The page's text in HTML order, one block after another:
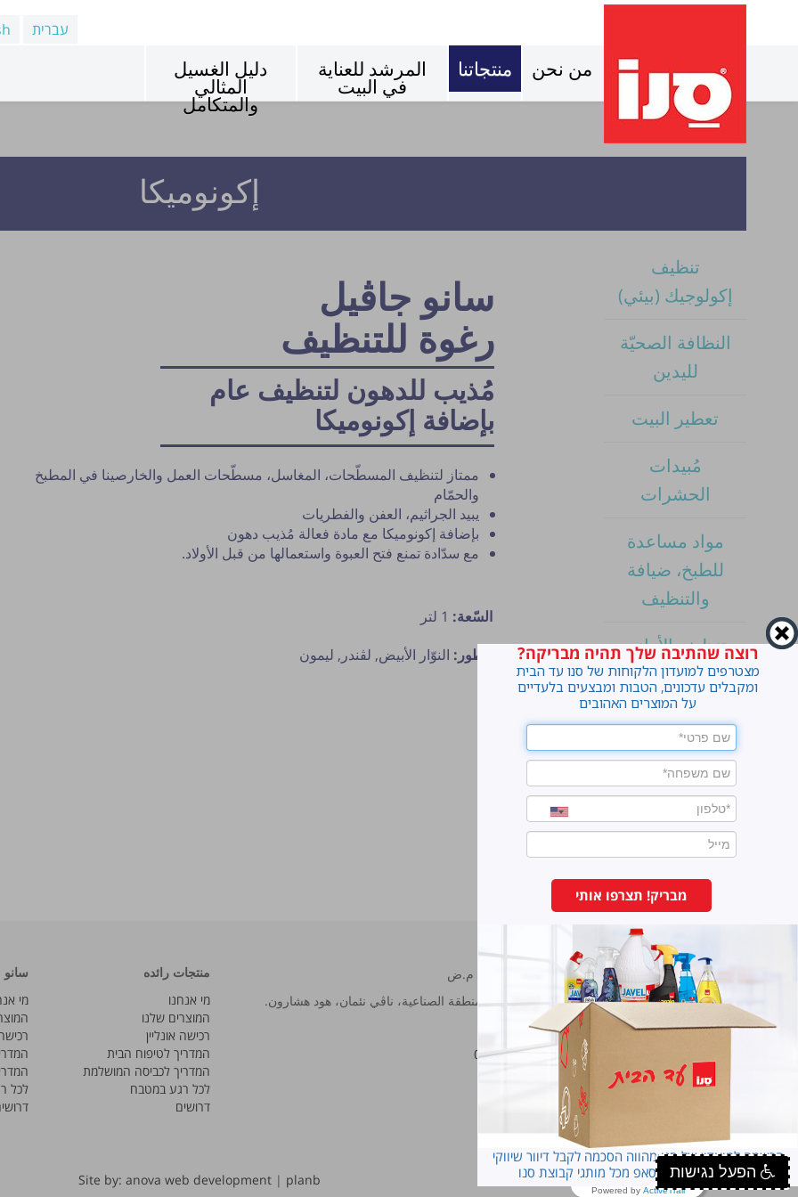
הפעל נגישות
עברית
من نحن منتجاتنا المرشد للعناية
في البيت
دليل الغسيل
المثالي
والمتكامل
إكونوميكا
تنظيف
إكولوجيك (بيئي)
النظافة الصحيّة
لليدين
تعطير البيت
مُبيدات
الحشرات
مواد مساعدة
للطبخ، ضيافة
والتنظيف
تنظيف الأواني
تنظيف البيت
منتجات ورق
غسيل
طاردة للباعوض
سانو جاڤيل
رغوة للتنظيف
مُذيب للدهون لتنظيف عام
بإضافة إكونوميكا
ممتاز لتنظيف المسطّحات، المغاسل، مسطّحات العمل والخارصينا في المطبخ
والحمّام
يبيد الجراثيم، العفن والفطريات
بإضافة إكونوميكا مع مادة فعالة مُذيب دهون
مع سدّادة تمنع فتح العبوة واستعمالها من قبل الأولاد.
عطور: النوّار الأبيض, لڨندر, ليمون
السّعة: 1 لتر
سانو مصانع برونوس م.ض
شارع هحراش 11 المنطقة الصناعية، ناڨي نئمان، هود هشارون.
هاتف:7473222-09
فاكس:
7473233-09
منتجات رائده
מי אנחנו
המוצרים שלנו
רכישה אונליין
המדריך לטיפוח הבית
המדריך לכביסה המושלמת
לכל רגע במטבח
דרושים
سانو
מי
לכל
סנו פרופשיונל
Site by: anova web development | planb
רוצה שהתיבה שלך תהיה מבריקה?
מצטרפים למועדון הלקוחות של סנו עד הבית
ומקבלים עדכונים, הטבות ומבצעים בלעדיים
על המוצרים האהובים
מבריק! תצרפו אותי
הרשמה למועדון של סנו מהווה הסכמה לקבל דיוור שיווקי
במייל ובסמס ובוואטסאפ מכל מותגי קבוצת סנו
Powered by ActiveTrail